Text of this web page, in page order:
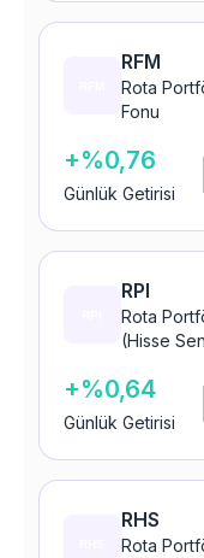
RFM
Rota
Fonu
+%0,76
Günlük Getirisi
RPI
Rota
(Hisse
+%0,64
Günlük Getirisi
RHS
Rota